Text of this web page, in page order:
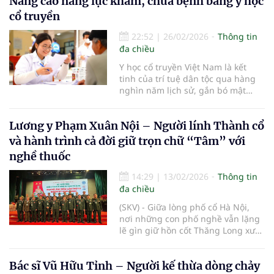
cổ truyền
22:52 | 26/02/2026
Thông tin
đa chiều
Y học cổ truyền Việt Nam là kết
tinh của trí tuệ dân tộc qua hàng
nghìn năm lịch sử, gắn bó mật
Lương y Phạm Xuân Nội – Người lính Thành cổ
và hành trình cả đời giữ trọn chữ “Tâm” với
nghề thuốc
14:29 | 13/02/2026
Thông tin
đa chiều
(SKV) - Giữa lòng phố cổ Hà Nội,
nơi những con phố nghề vẫn lặng
lẽ gìn giữ hồn cốt Thăng Long xưa,
lâu đã trở thành địa chỉ quen
Bác sĩ Vũ Hữu Tỉnh – Người kế thừa dòng chảy